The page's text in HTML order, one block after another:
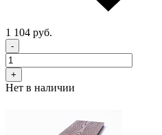
1 104 руб.
-
+
Нет в наличии